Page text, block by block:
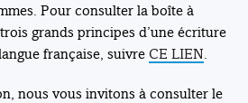
Pour consulter la boîte à
grands principes d’une écriture
française, suivre CE LIEN
nous vous invitons à consulter le